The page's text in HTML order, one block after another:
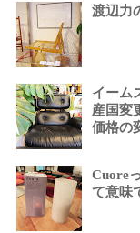
渡辺力
イーム
産国変
価格の
Cuore
て意味